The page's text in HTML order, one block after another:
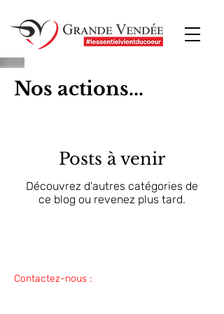
Nos actions...
Posts à venir
Découvrez d'autres catégories de
ce blog ou revenez plus tard.
Contactez-nous :